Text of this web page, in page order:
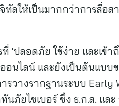
ลให้เป็นมากกว่าการสื่อส
ปลอดภัย ใช้ง่าย และเข้า
นไลน์ และยังเป็นต้นแบบ
รวางรากฐานระบบ Early
ภัยไซเบอร์ ซึ่ง ธ.ก.ส. แล